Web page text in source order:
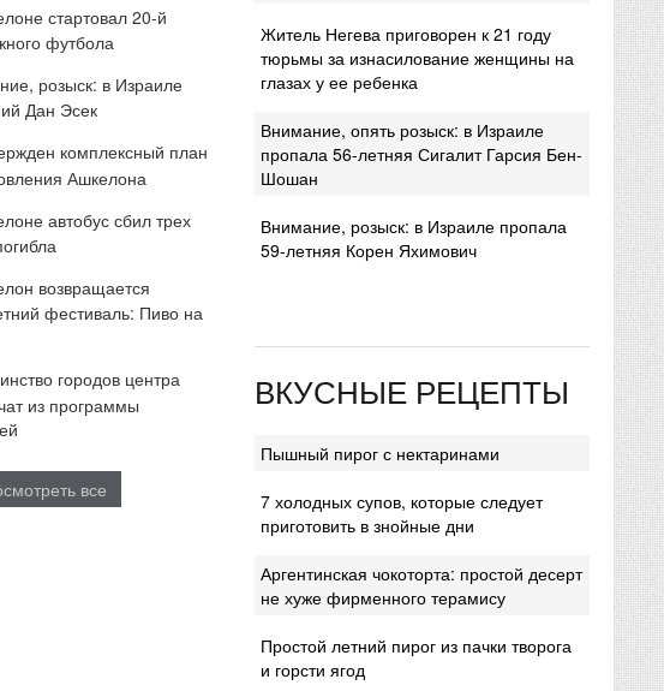
стартовал 20-й
футбола
розыск: в Израиле
Дан Эсек
комплексный план
Ашкелона
автобус сбил трех
возвращается
фестиваль: Пиво на
городов центра
из программы
все
Житель Негева приговорен к 21 году
тюрьмы за изнасилование женщины на
глазах у ее ребенка
Внимание, опять розыск: в Израиле
пропала 56-летняя Сигалит Гарсия Бен-
Шошан
Внимание, розыск: в Израиле пропала
59-летняя Корен Яхимович
ВКУСНЫЕ РЕЦЕПТЫ
Пышный пирог с нектаринами
7 холодных супов, которые следует
приготовить в знойные дни
Аргентинская чокоторта: простой десерт
не хуже фирменного терамису
Простой летний пирог из пачки творога
и горсти ягод